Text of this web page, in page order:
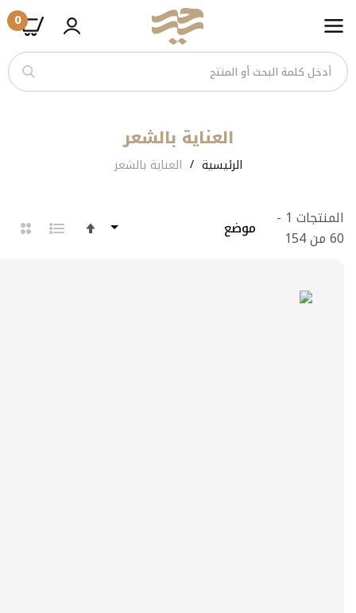
0
تخطى
الى
المحتوى
العناية بالشعر
الرئيسية العناية بالشعر
المنتجات 1
-
60من154
حدد
الاتجاه